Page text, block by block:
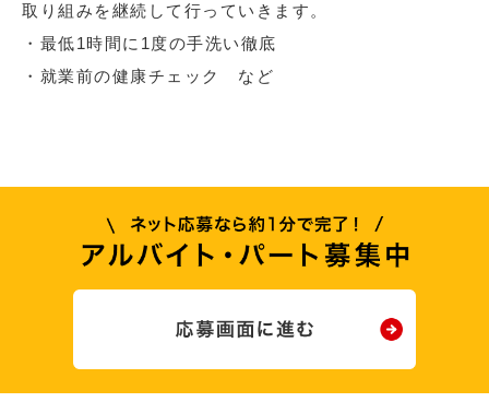
取り組みを継続して行っていきます。
・最低1時間に1度の手洗い徹底
・就業前の健康チェック など